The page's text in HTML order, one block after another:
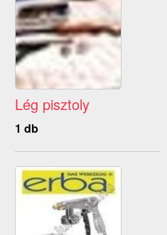
Lég pisztoly
1 db